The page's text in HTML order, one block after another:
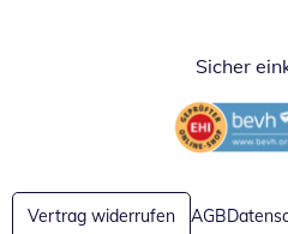
Sicher
Öffnet in
Vertrag widerrufen AGB